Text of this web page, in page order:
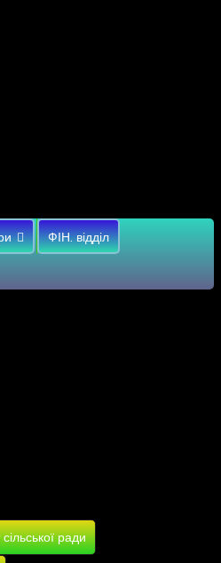
ФІН. відділ
ради